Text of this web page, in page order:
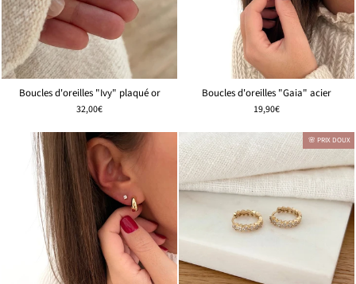
Boucles d'oreilles "Ivy" plaqué or
32,00€
Boucles d'oreilles "Gaia" acier
19,90€
🌸 PRIX DOUX